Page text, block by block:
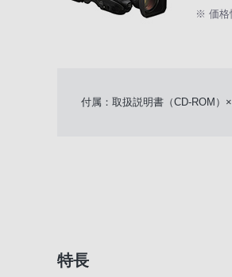
※ 価格
付属：取扱説明書（CD-ROM
特長